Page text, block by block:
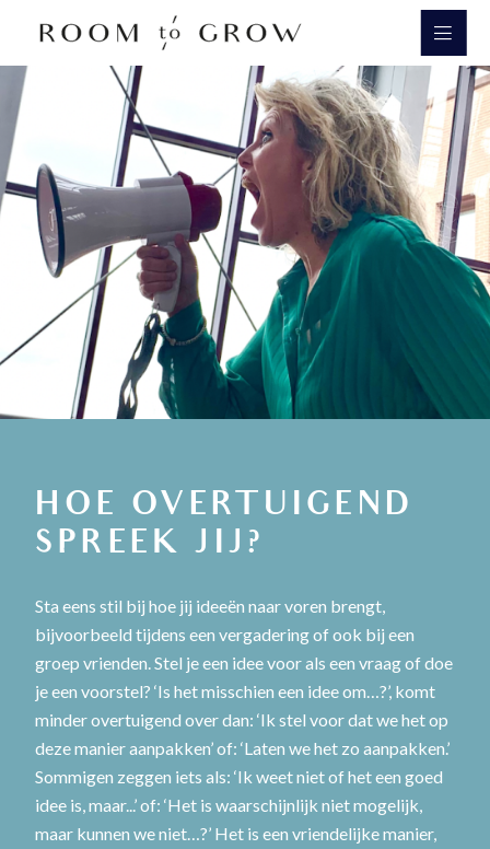
Room to Grow
HOE OVERTUIGEND
SPREEK JIJ?
Sta eens stil bij hoe jij ideeën naar voren brengt,
bijvoorbeeld tijdens een vergadering of ook bij een
groep vrienden. Stel je een idee voor als een vraag of doe
je een voorstel? ‘Is het misschien een idee om…?’, komt
minder overtuigend over dan: ‘Ik stel voor dat we het op
deze manier aanpakken’ of: ‘Laten we het zo aanpakken.’
Sommigen zeggen iets als: ‘Ik weet niet of het een goed
idee is, maar...’ of: ‘Het is waarschijnlijk niet mogelijk,
maar kunnen we niet…?’ Het is een vriendelijke manier,